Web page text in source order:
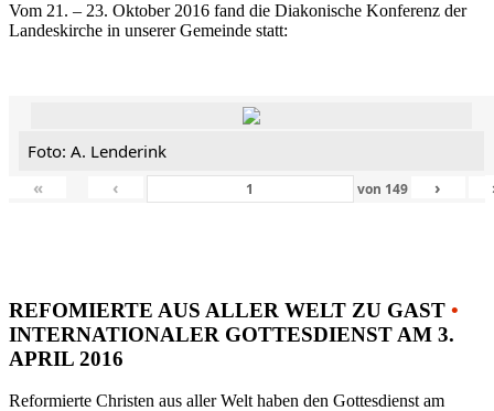
Vom 21. – 23. Oktober 2016 fand die Diakonische Konferenz der
Landeskirche in unserer Gemeinde statt:
Foto: A. Lenderink
«
‹ von 149 ›
REFOMIERTE AUS ALLER WELT ZU GAST •
INTERNATIONALER GOTTESDIENST AM 3.
APRIL 2016
Reformierte Christen aus aller Welt haben den Gottesdienst am